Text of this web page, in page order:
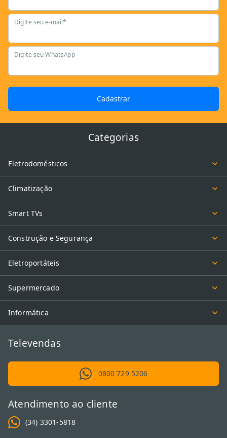
Digite seu e-mail*
Digite seu WhatsApp
Cadastrar
Categorias
Eletrodomésticos
Climatização
Smart TVs
Construção e Segurança
Eletroportáteis
Supermercado
Informática
Televendas
0800 729 5206
Atendimento ao cliente
(34) 3301-5818